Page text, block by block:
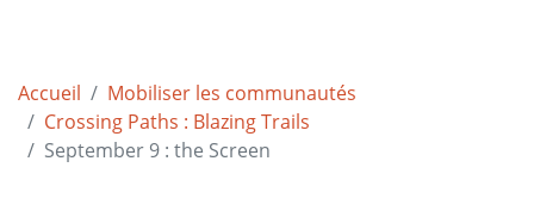
Accueil
Mobiliser les communautés
Crossing Paths : Blazing Trails
September 9 : the Screen